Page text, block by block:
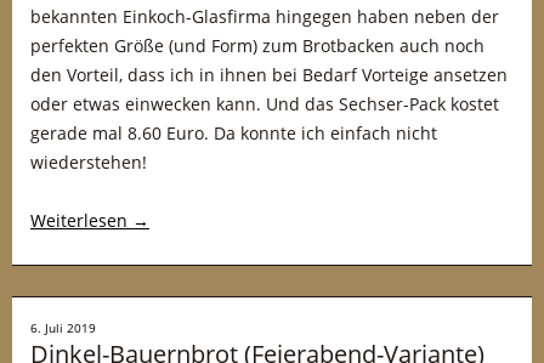
bekannten Einkoch-Glasfirma hingegen haben neben der
perfekten Größe (und Form) zum Brotbacken auch noch
den Vorteil, dass ich in ihnen bei Bedarf Vorteige ansetzen
oder etwas einwecken kann. Und das Sechser-Pack kostet
gerade mal 8.60 Euro. Da konnte ich einfach nicht
wiederstehen!
Weiterlesen →
6. Juli 2019
Dinkel-Bauernbrot (Feierabend-Variante)